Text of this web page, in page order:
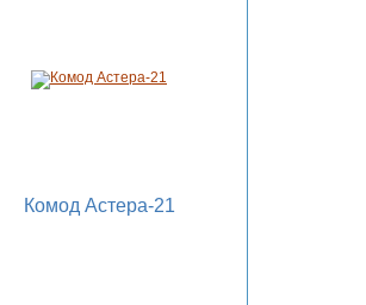
Комод Астера-21